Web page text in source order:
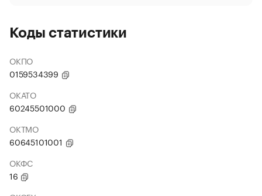
Коды статистики
ОКПО
0159534399
ОКАТО
60245501000
ОКТМО
60645101001
ОКФС
16